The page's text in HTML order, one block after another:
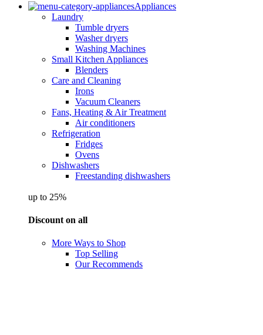
Appliances
Laundry
Tumble dryers
Washer dryers
Washing Machines
Small Kitchen Appliances
Blenders
Care and Cleaning
Irons
Vacuum Cleaners
Fans, Heating & Air Treatment
Air conditioners
Refrigeration
Fridges
Ovens
Dishwashers
Freestanding dishwashers
up to 25%
Discount on all
More Ways to Shop
Top Selling
Our Recommends